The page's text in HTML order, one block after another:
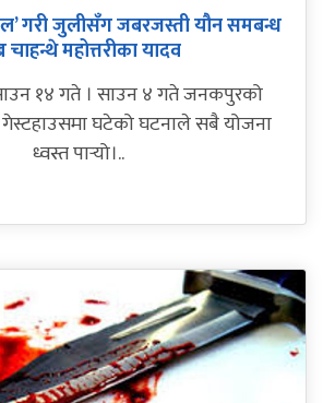
गरी जुलीसँग जबरजस्ती यौन समबन्ध
चाहन्थे महोत्तरीका यादव
१४ गते । साउन ४ गते जनकपुरको
घटेको घटनाले सबै योजना
ध्वस्त पार्‍यो।..